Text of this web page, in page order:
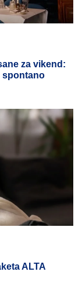
za vikend:
spontano
ALTA